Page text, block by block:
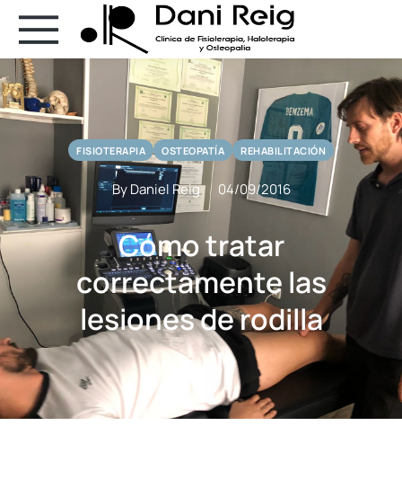
FISIOTERAPIA OSTEOPATÍA REHABILITACIÓN
By Daniel Reig 04/09/2016
Cómo tratar
correctamente las
lesiones de rodilla